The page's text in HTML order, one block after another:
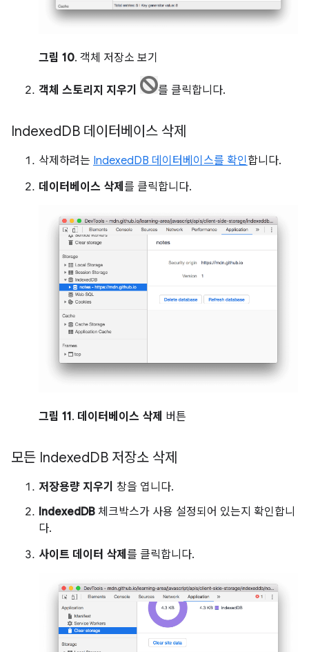
그림 10. 객체 저장소 보기
객체 스토리지 지우기 를 클릭합니다.
IndexedDB 데이터베이스 삭제
삭제하려는 IndexedDB 데이터베이스를 확인합니다.
데이터베이스 삭제 를 클릭합니다.
그림 11. 데이터베이스 삭제 버튼
모든 IndexedDB 저장소 삭제
저장용량 지우기 창을 엽니다.
IndexedDB 체크박스가 사용 설정되어 있는지 확인합니
다.
사이트 데이터 삭제 를 클릭합니다.